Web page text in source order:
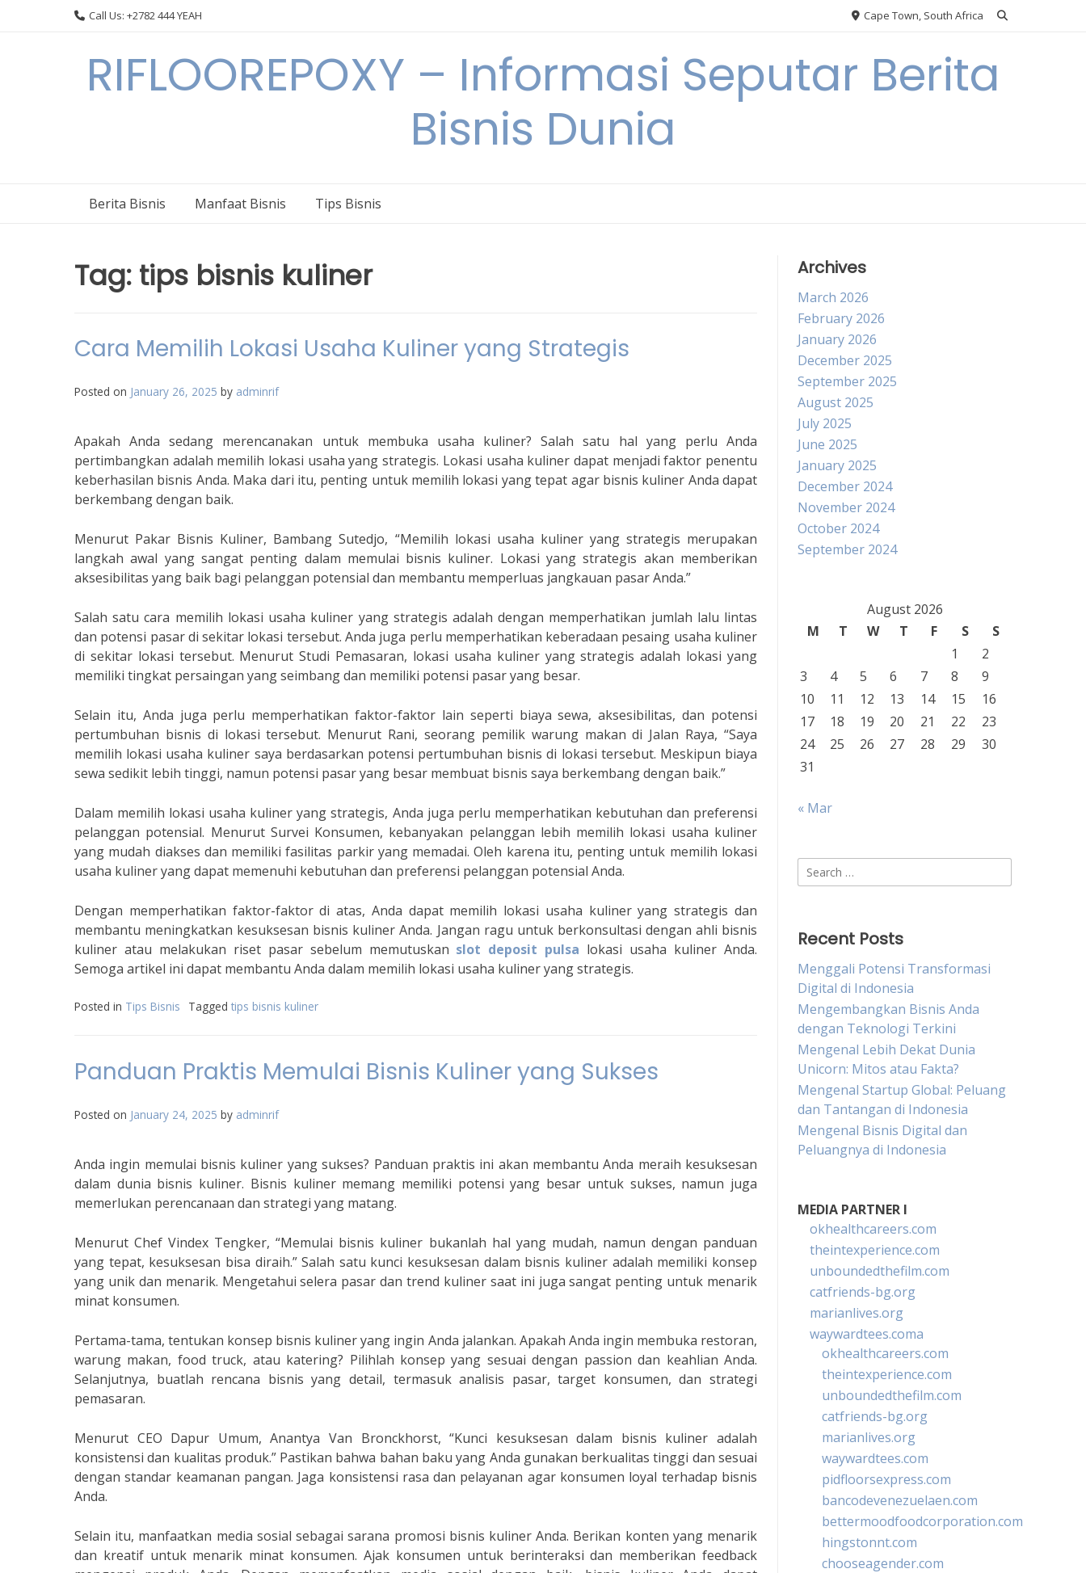
Call Us: +2782 444 YEAH Cape Town, South Africa
RIFLOOREPOXY – Informasi Seputar Berita
Bisnis Dunia
Berita Bisnis Manfaat Bisnis Tips Bisnis
Tag: tips bisnis kuliner
Cara Memilih Lokasi Usaha Kuliner yang Strategis
Posted on January 26, 2025 by adminrif
Apakah Anda sedang merencanakan untuk membuka usaha kuliner? Salah satu hal yang perlu Anda
pertimbangkan adalah memilih lokasi usaha yang strategis. Lokasi usaha kuliner dapat menjadi faktor penentu
keberhasilan bisnis Anda. Maka dari itu, penting untuk memilih lokasi yang tepat agar bisnis kuliner Anda dapat
berkembang dengan baik.
Menurut Pakar Bisnis Kuliner, Bambang Sutedjo, “Memilih lokasi usaha kuliner yang strategis merupakan
langkah awal yang sangat penting dalam memulai bisnis kuliner. Lokasi yang strategis akan memberikan
aksesibilitas yang baik bagi pelanggan potensial dan membantu memperluas jangkauan pasar Anda.”
Salah satu cara memilih lokasi usaha kuliner yang strategis adalah dengan memperhatikan jumlah lalu lintas
dan potensi pasar di sekitar lokasi tersebut. Anda juga perlu memperhatikan keberadaan pesaing usaha kuliner
di sekitar lokasi tersebut. Menurut Studi Pemasaran, lokasi usaha kuliner yang strategis adalah lokasi yang
memiliki tingkat persaingan yang seimbang dan memiliki potensi pasar yang besar.
Selain itu, Anda juga perlu memperhatikan faktor-faktor lain seperti biaya sewa, aksesibilitas, dan potensi
pertumbuhan bisnis di lokasi tersebut. Menurut Rani, seorang pemilik warung makan di Jalan Raya, “Saya
memilih lokasi usaha kuliner saya berdasarkan potensi pertumbuhan bisnis di lokasi tersebut. Meskipun biaya
sewa sedikit lebih tinggi, namun potensi pasar yang besar membuat bisnis saya berkembang dengan baik.”
Dalam memilih lokasi usaha kuliner yang strategis, Anda juga perlu memperhatikan kebutuhan dan preferensi
pelanggan potensial. Menurut Survei Konsumen, kebanyakan pelanggan lebih memilih lokasi usaha kuliner
yang mudah diakses dan memiliki fasilitas parkir yang memadai. Oleh karena itu, penting untuk memilih lokasi
usaha kuliner yang dapat memenuhi kebutuhan dan preferensi pelanggan potensial Anda.
Dengan memperhatikan faktor-faktor di atas, Anda dapat memilih lokasi usaha kuliner yang strategis dan
membantu meningkatkan kesuksesan bisnis kuliner Anda. Jangan ragu untuk berkonsultasi dengan ahli bisnis
kuliner atau melakukan riset pasar sebelum memutuskan slot deposit pulsa lokasi usaha kuliner Anda.
Semoga artikel ini dapat membantu Anda dalam memilih lokasi usaha kuliner yang strategis.
Posted in Tips Bisnis Tagged tips bisnis kuliner
Panduan Praktis Memulai Bisnis Kuliner yang Sukses
Posted on January 24, 2025 by adminrif
Anda ingin memulai bisnis kuliner yang sukses? Panduan praktis ini akan membantu Anda meraih kesuksesan
dalam dunia bisnis kuliner. Bisnis kuliner memang memiliki potensi yang besar untuk sukses, namun juga
memerlukan perencanaan dan strategi yang matang.
Menurut Chef Vindex Tengker, “Memulai bisnis kuliner bukanlah hal yang mudah, namun dengan panduan
yang tepat, kesuksesan bisa diraih.” Salah satu kunci kesuksesan dalam bisnis kuliner adalah memiliki konsep
yang unik dan menarik. Mengetahui selera pasar dan trend kuliner saat ini juga sangat penting untuk menarik
minat konsumen.
Pertama-tama, tentukan konsep bisnis kuliner yang ingin Anda jalankan. Apakah Anda ingin membuka restoran,
warung makan, food truck, atau katering? Pilihlah konsep yang sesuai dengan passion dan keahlian Anda.
Selanjutnya, buatlah rencana bisnis yang detail, termasuk analisis pasar, target konsumen, dan strategi
pemasaran.
Menurut CEO Dapur Umum, Anantya Van Bronckhorst, “Kunci kesuksesan dalam bisnis kuliner adalah
konsistensi dan kualitas produk.” Pastikan bahwa bahan baku yang Anda gunakan berkualitas tinggi dan sesuai
dengan standar keamanan pangan. Jaga konsistensi rasa dan pelayanan agar konsumen loyal terhadap bisnis
Anda.
Selain itu, manfaatkan media sosial sebagai sarana promosi bisnis kuliner Anda. Berikan konten yang menarik
dan kreatif untuk menarik minat konsumen. Ajak konsumen untuk berinteraksi dan memberikan feedback
Archives
March 2026
February 2026
January 2026
December 2025
September 2025
August 2025
July 2025
June 2025
January 2025
December 2024
November 2024
October 2024
September 2024
August 2026
M
T W T F S
S
1
2
3
4 5 6 7 8
9
10
11 12 13 14 15
16
17
18 19 20 21 22
23
24
25 26 27 28 29
30
31
« Mar
Search
for:
Recent Posts
Menggali Potensi Transformasi
Digital di Indonesia
Mengembangkan Bisnis Anda
dengan Teknologi Terkini
Mengenal Lebih Dekat Dunia
Unicorn: Mitos atau Fakta?
Mengenal Startup Global: Peluang
dan Tantangan di Indonesia
Mengenal Bisnis Digital dan
Peluangnya di Indonesia
MEDIA PARTNER I
okhealthcareers.com
theintexperience.com
unboundedthefilm.com
catfriends-bg.org
marianlives.org
waywardtees.coma
okhealthcareers.com
theintexperience.com
unboundedthefilm.com
catfriends-bg.org
marianlives.org
waywardtees.com
pidfloorsexpress.com
bancodevenezuelaen.com
bettermoodfoodcorporation.com
hingstonnt.com
chooseagender.com